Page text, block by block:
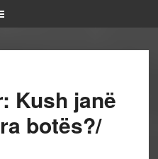
Kush janë
botës?/